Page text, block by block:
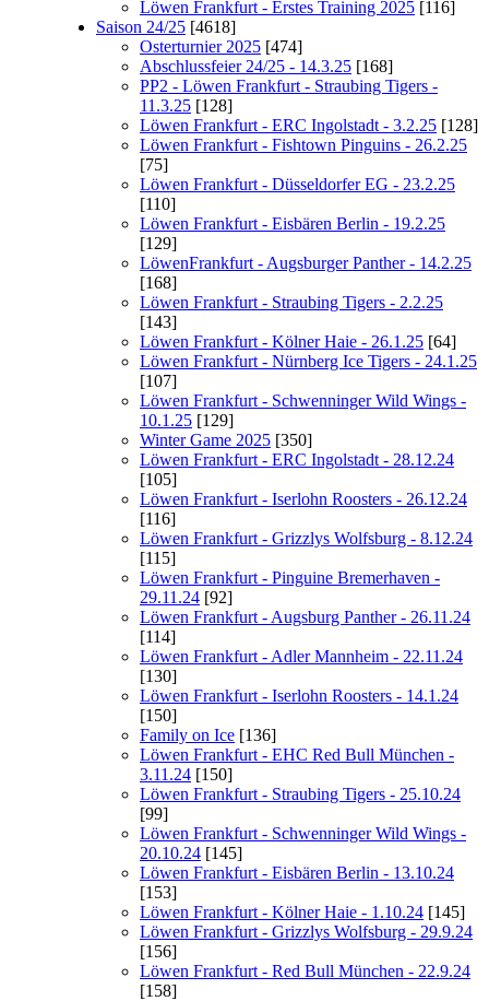
Löwen Frankfurt - Erstes Training 2025 [116]
Saison 24/25 [4618]
Osterturnier 2025 [474]
Abschlussfeier 24/25 - 14.3.25 [168]
PP2 - Löwen Frankfurt - Straubing Tigers -
11.3.25 [128]
Löwen Frankfurt - ERC Ingolstadt - 3.2.25 [128]
Löwen Frankfurt - Fishtown Pinguins - 26.2.25
[75]
Löwen Frankfurt - Düsseldorfer EG - 23.2.25
[110]
Löwen Frankfurt - Eisbären Berlin - 19.2.25
[129]
LöwenFrankfurt - Augsburger Panther - 14.2.25
[168]
Löwen Frankfurt - Straubing Tigers - 2.2.25
[143]
Löwen Frankfurt - Kölner Haie - 26.1.25 [64]
Löwen Frankfurt - Nürnberg Ice Tigers - 24.1.25
[107]
Löwen Frankfurt - Schwenninger Wild Wings -
10.1.25 [129]
Winter Game 2025 [350]
Löwen Frankfurt - ERC Ingolstadt - 28.12.24
[105]
Löwen Frankfurt - Iserlohn Roosters - 26.12.24
[116]
Löwen Frankfurt - Grizzlys Wolfsburg - 8.12.24
[115]
Löwen Frankfurt - Pinguine Bremerhaven -
29.11.24 [92]
Löwen Frankfurt - Augsburg Panther - 26.11.24
[114]
Löwen Frankfurt - Adler Mannheim - 22.11.24
[130]
Löwen Frankfurt - Iserlohn Roosters - 14.1.24
[150]
Family on Ice [136]
Löwen Frankfurt - EHC Red Bull München -
3.11.24 [150]
Löwen Frankfurt - Straubing Tigers - 25.10.24
[99]
Löwen Frankfurt - Schwenninger Wild Wings -
20.10.24 [145]
Löwen Frankfurt - Eisbären Berlin - 13.10.24
[153]
Löwen Frankfurt - Kölner Haie - 1.10.24 [145]
Löwen Frankfurt - Grizzlys Wolfsburg - 29.9.24
[156]
Löwen Frankfurt - Red Bull München - 22.9.24
[158]